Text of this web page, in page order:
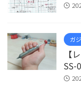
ガ
【
SS-